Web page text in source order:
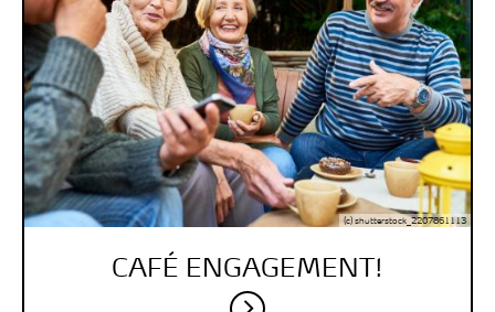
(c) shutterstock_2207861113
CAFÉ ENGAGEMENT!